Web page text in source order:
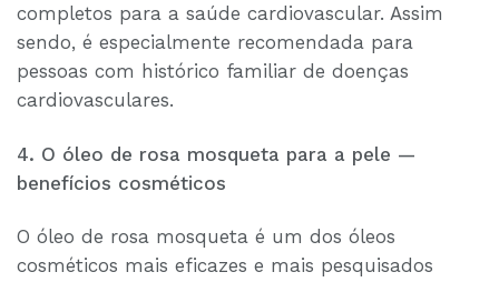
completos para a saúde cardiovascular. Assim
sendo, é especialmente recomendada para
pessoas com histórico familiar de doenças
cardiovasculares.
4. O óleo de rosa mosqueta para a pele —
benefícios cosméticos
O óleo de rosa mosqueta é um dos óleos
cosméticos mais eficazes e mais pesquisados